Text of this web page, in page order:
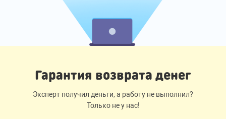
Гарантия возврата денег
Эксперт получил деньги, а работу не выполнил?
Только не у нас!